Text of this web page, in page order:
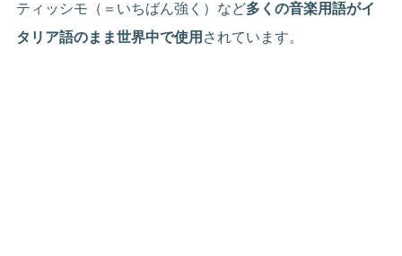
ティッシモ（＝いちばん強く）など多くの音楽用語がイ
タリア語のまま世界中で使用 されています。